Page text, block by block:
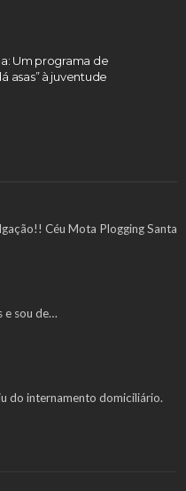
Um programa de
asas” à juventude
Céu Mota Plogging Santa
e sou de…
do internamento domiciliário.